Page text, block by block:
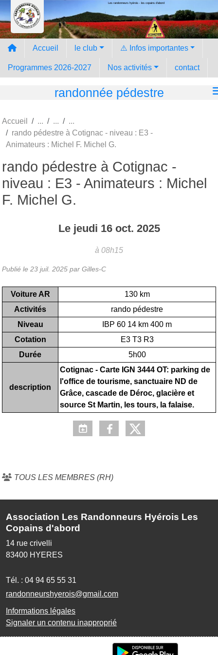
Les randonneurs hyèrois - les copains d'abord
Accueil le club ⚠️ Infos importantes
Programmes 2026-2027 Nos activités contact
randonnée pédestre
Accueil
rando pédestre à Cotignac - niveau : E3 -
Animateurs : Michel F. Michel G.
rando pédestre à Cotignac -
niveau : E3 - Animateurs : Michel
F. Michel G.
Le jeudi 16 oct. 2025
à 08h15
Publié le 23 juil. 2025 par Gilles-C
Voiture AR
130 km
Activités
rando pédestre
Niveau
IBP 60 14 km 400 m
Cotation
E3 T3 R3
Durée
5h00
description
Cotignac - Carte IGN 3444 OT: parking de
l'office de tourisme, sanctuaire ND de
Grâce, cascade de Déroc, glacière et
source St Martin, les tours, la falaise.
TOUS LES MEMBRES (RH)
Association Les Randonneurs Hyérois Les
Copains d'abord
14 rue crivelli
83400 HYERES
Tél. : 04 94 65 55 31
randonneurshyerois@gmail.com
Informations légales
Signaler un contenu inapproprié
Panneau de gestion des cookies